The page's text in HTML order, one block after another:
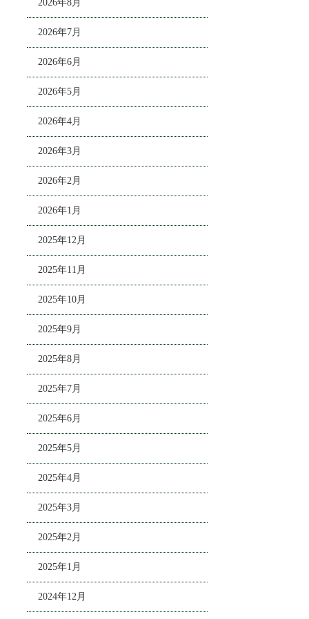
2026年8月
2026年7月
2026年6月
2026年5月
2026年4月
2026年3月
2026年2月
2026年1月
2025年12月
2025年11月
2025年10月
2025年9月
2025年8月
2025年7月
2025年6月
2025年5月
2025年4月
2025年3月
2025年2月
2025年1月
2024年12月